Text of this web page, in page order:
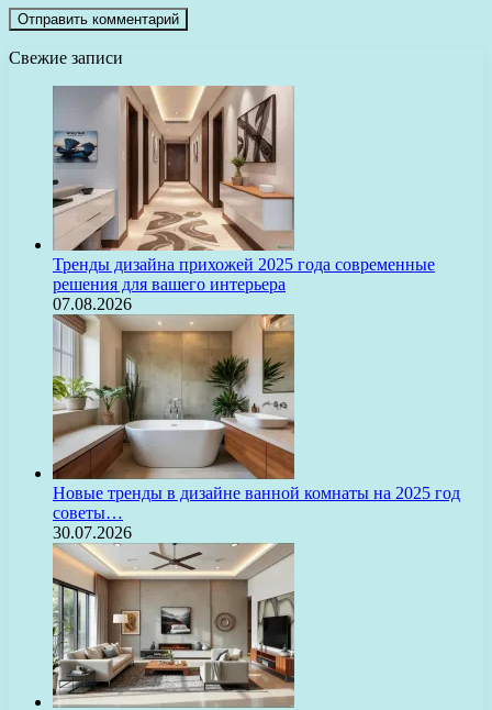
Свежие записи
Тренды дизайна прихожей 2025 года современные
решения для вашего интерьера
07.08.2026
Новые тренды в дизайне ванной комнаты на 2025 год
советы…
30.07.2026